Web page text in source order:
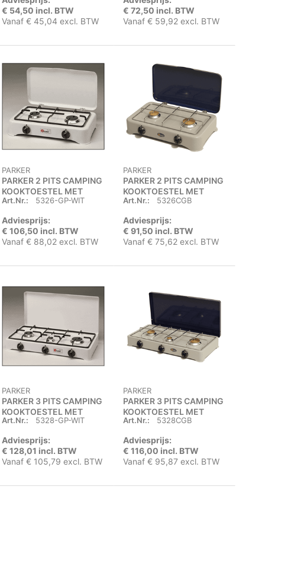
€ 54,50 incl. BTW
Vanaf € 45,04 excl. BTW
€ 72,50 incl. BTW
Vanaf € 59,92 excl. BTW
PARKER
PARKER 2 PITS CAMPING
KOOKTOESTEL MET
DEKSEL
Art.Nr.: 5326-GP-WIT
Adviesprijs:
€ 106,50 incl. BTW
Vanaf € 88,02 excl. BTW
PARKER
PARKER 2 PITS CAMPING
KOOKTOESTEL MET
DEKSEL
Art.Nr.: 5326CGB
Adviesprijs:
€ 91,50 incl. BTW
Vanaf € 75,62 excl. BTW
PARKER
PARKER 3 PITS CAMPING
KOOKTOESTEL MET
DEKSEL
Art.Nr.: 5328-GP-WIT
Adviesprijs:
€ 128,01 incl. BTW
Vanaf € 105,79 excl. BTW
PARKER
PARKER 3 PITS CAMPING
KOOKTOESTEL MET
DEKSEL
Art.Nr.: 5328CGB
Adviesprijs:
€ 116,00 incl. BTW
Vanaf € 95,87 excl. BTW